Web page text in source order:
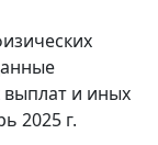
выплат и иных
2025 г.